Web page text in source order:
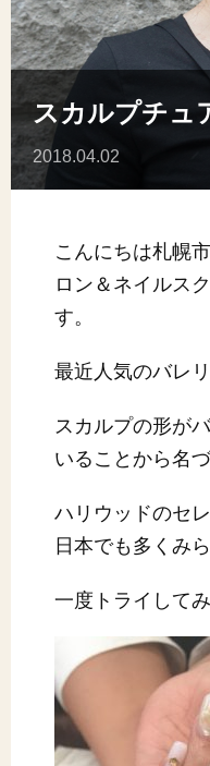
スカルプチュ
2018.04.02
こんにちは札幌
ロン＆ネイルス
す。
最近人気のバレ
スカルプの形が
いることから名
ハリウッドのセ
日本でも多くみ
一度トライして